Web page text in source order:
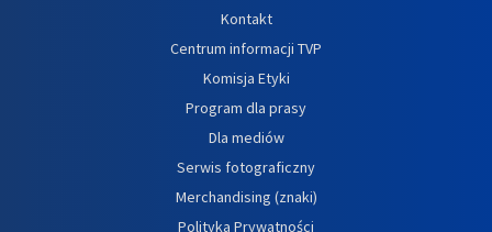
Kontakt
Centrum informacji TVP
Komisja Etyki
Program dla prasy
Dla mediów
Serwis fotograficzny
Merchandising (znaki)
Polityka Prywatności